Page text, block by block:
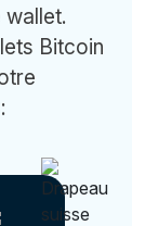
wallet.
Bitcoin